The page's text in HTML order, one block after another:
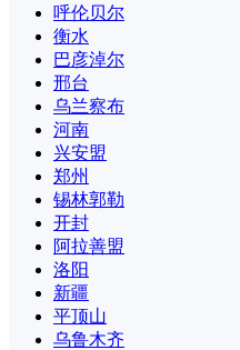
呼伦贝尔
衡水
巴彦淖尔
邢台
乌兰察布
河南
兴安盟
郑州
锡林郭勒
开封
阿拉善盟
洛阳
新疆
平顶山
乌鲁木齐